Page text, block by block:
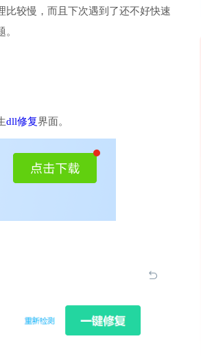
比较慢，而且下次遇到了还不好快速
dll修复界面。